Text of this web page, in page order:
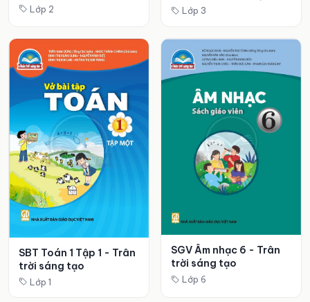
Lớp 2 Lớp 3
SBT Toán 1 Tập 1 - Trân
trời sáng tạo
Lớp 1
SGV Âm nhạc 6 - Trân
trời sáng tạo
Lớp 6